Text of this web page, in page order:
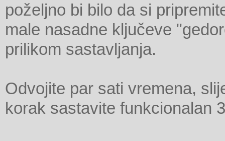
poželjno bi bilo da si
male nasadne ključeve
prilikom sastavljanja.
Odvojite par sati vremena,
korak sastavite funkcionalan